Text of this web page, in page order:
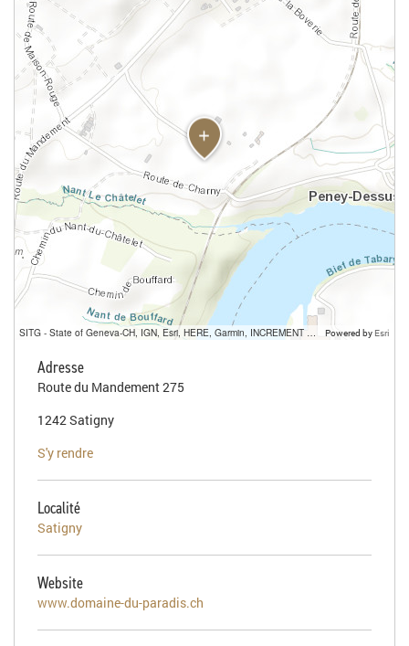
SITG - State of Geneva-CH, IGN, Esri, HERE, Garmin, INCREMENT P, USGS, METI/NASA Powered by Esri
Adresse
Route du Mandement 275
1242 Satigny
S'y rendre
Localité
Satigny
Website
www.domaine-du-paradis.ch